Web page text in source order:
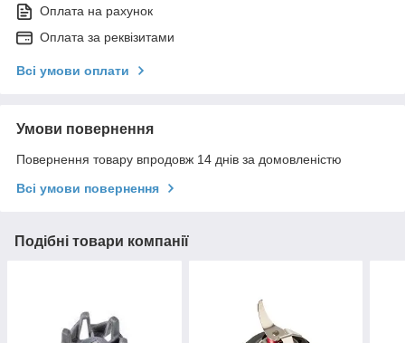
Оплата на рахунок
Оплата за реквізитами
Всі умови оплати
Умови повернення
Повернення товару впродовж 14 днів за домовленістю
Всі умови повернення
Подібні товари компанії